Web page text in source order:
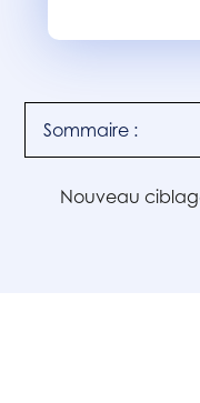
Sommaire :
Nouveau